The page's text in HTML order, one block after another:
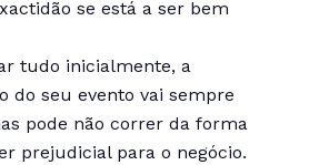
se está a ser bem
tudo inicialmente, a
do seu evento vai sempre
pode não correr da forma
prejudicial para o negócio.